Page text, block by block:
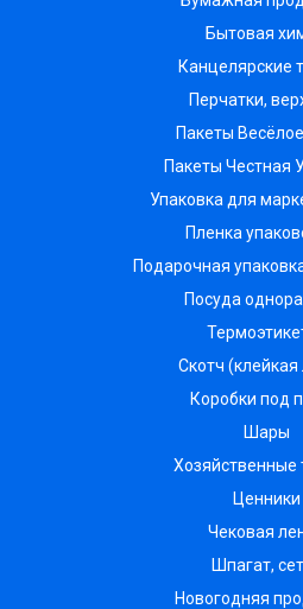
Бытовая
Канцелярские
Перчатки,
Пакеты
Пакеты Честная
Упаковка для
Пленка
Подарочная
Посуда
Скотч (клейкая
Коробки под
Шары
Хозяйственные
Ценники
Чековая
Шпагат,
Новогодняя